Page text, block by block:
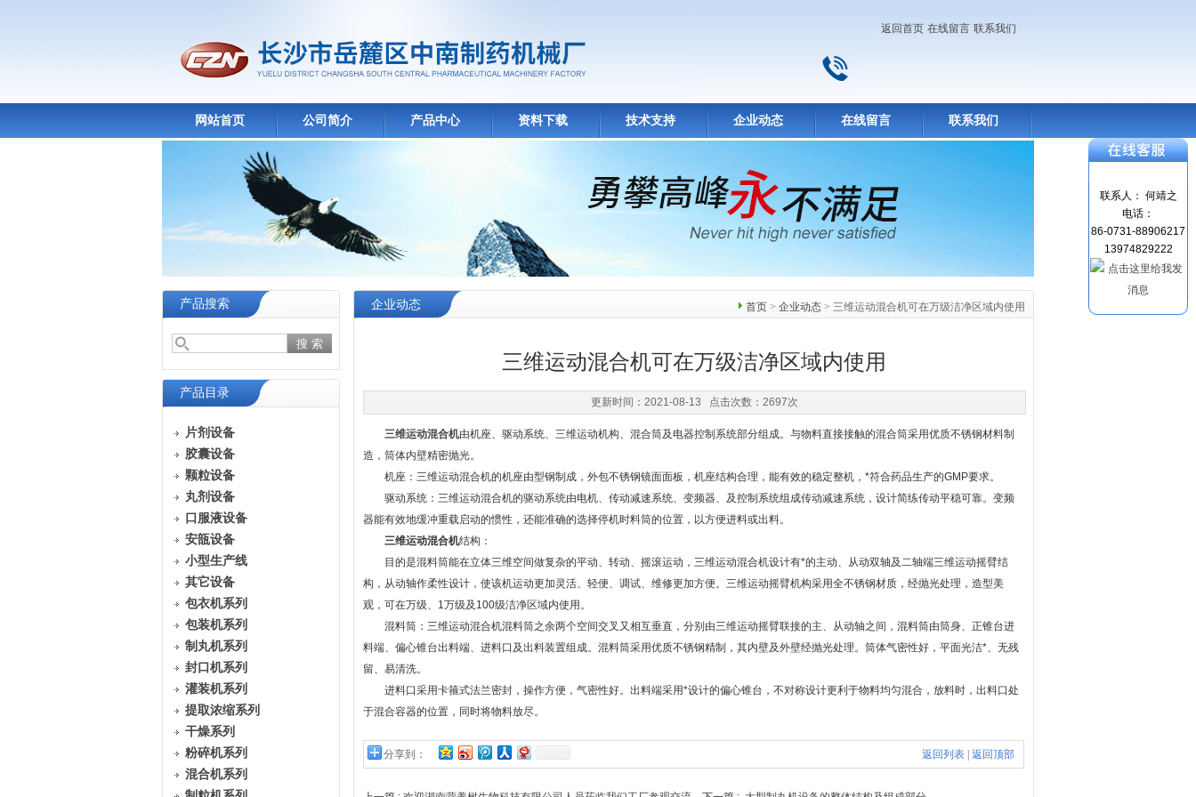
返回首页 在线留言 联系我们
网站首页 公司简介 产品中心 资料下载 技术支持 企业动态 在线留言 联系我们
产品搜索
产品目录
片剂设备
胶囊设备
颗粒设备
丸剂设备
口服液设备
安瓿设备
小型生产线
其它设备
包衣机系列
包装机系列
制丸机系列
封口机系列
灌装机系列
提取浓缩系列
干燥系列
粉碎机系列
混合机系列
首页 > 企业动态 > 三维运动混合机可在万级洁净区域内使用
企业动态
三维运动混合机可在万级洁净区域内使用
更新时间：2021-08-13 点击次数：2697次
三维运动混合机由机座、驱动系统、三维运动机构、混合筒及电器控制系统部分组成。与物料直接接触的混合筒采用优质不锈钢材料制
造，筒体内壁精密抛光。
机座：三维运动混合机的机座由型钢制成，外包不锈钢镜面面板，机座结构合理，能有效的稳定整机，*符合药品生产的GMP要求。
驱动系统：三维运动混合机的驱动系统由电机、传动减速系统、变频器、及控制系统组成传动减速系统，设计简练传动平稳可靠。变频
器能有效地缓冲重载启动的惯性，还能准确的选择停机时料筒的位置，以方便进料或出料。
三维运动混合机结构：
目的是混料筒能在立体三维空间做复杂的平动、转动、摇滚运动，三维运动混合机设计有*的主动、从动双轴及二轴端三维运动摇臂结
构，从动轴作柔性设计，使该机运动更加灵活、轻便、调试、维修更加方便。三维运动摇臂机构采用全不锈钢材质，经抛光处理，造型美
观，可在万级、1万级及100级洁净区域内使用。
混料筒：三维运动混合机混料筒之余两个空间交叉又相互垂直，分别由三维运动摇臂联接的主、从动轴之间，混料筒由筒身、正锥台进
料端、偏心锥台出料端、进料口及出料装置组成。混料筒采用优质不锈钢精制，其内壁及外壁经抛光处理。筒体气密性好，平面光洁*、无残
留、易清洗。
进料口采用卡箍式法兰密封，操作方便，气密性好。出料端采用*设计的偏心锥台，不对称设计更利于物料均匀混合，放料时，出料口处
于混合容器的位置，同时将物料放尽。
分享到： 返回列表 返回顶部
联系人： 何靖之
电话：
86-0731-88906217
13974829222